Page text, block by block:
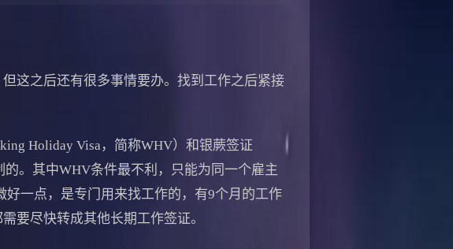
这之后还有很多事情要办。找到工作之后紧接
Holiday Visa，简称WHV）和银蕨签证
的。其中WHV条件最不利，只能为同一个雇主
一点，是专门用来找工作的，有9个月的工作
要尽快转成其他长期工作签证。